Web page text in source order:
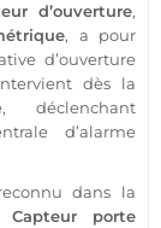
d’ouverture,
, a pour
d’ouverture
dès la
déclenchant
d’alarme
dans la
Capteurporte